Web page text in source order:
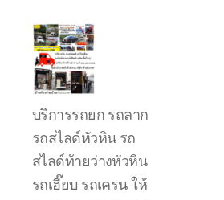
ลาก
รถ
สไลด์
เขต
บริการรถยก รถลาก
รถสไลด์หัวหิน รถ
สไลด์ท้ายว่างหัวหิน
รถเฮี๊ยบ รถเครน ให้